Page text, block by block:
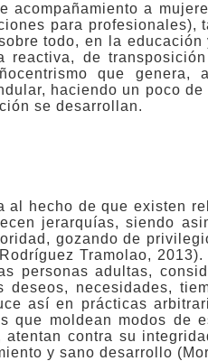
acompañamiento a
para profesionales),
todo, en la
reactiva, de
que genera,
haciendo un poco
se desarrollan.
al hecho de que existen
jerarquías, siendo
gozando de
Tramolao,
personas adultas,
deseos, necesidades,
así en prácticas
que moldean modos de
contra su
y sano desarrollo